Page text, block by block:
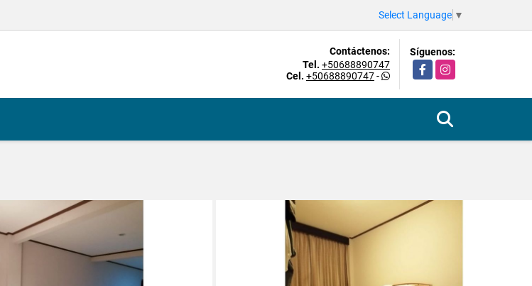
Select Language ▼
Contáctenos:
Tel. +50688890747
Cel. +50688890747-
Síguenos:
FacebookInstagram